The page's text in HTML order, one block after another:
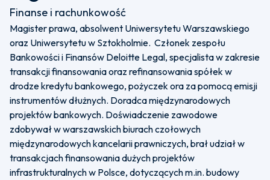
Finanse i rachunkowość
Magister prawa, absolwent Uniwersytetu Warszawskiego
oraz Uniwersytetu w Sztokholmie. Członek zespołu
Bankowości i Finansów Deloitte Legal, specjalista w zakresie
transakcji finansowania oraz refinansowania spółek w
drodze kredytu bankowego, pożyczek ora za pomocą emisji
instrumentów dłużnych. Doradca międzynarodowych
projektów bankowych. Doświadczenie zawodowe
zdobywał w warszawskich biurach czołowych
międzynarodowych kancelarii prawniczych, brał udział w
transakcjach finansowania dużych projektów
infrastrukturalnych w Polsce, dotyczących m.in. budowy